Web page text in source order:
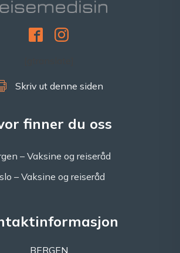
Skriv ut denne siden
finner du oss
– Vaksine og reiseråd
– Vaksine og reiseråd
BERGEN